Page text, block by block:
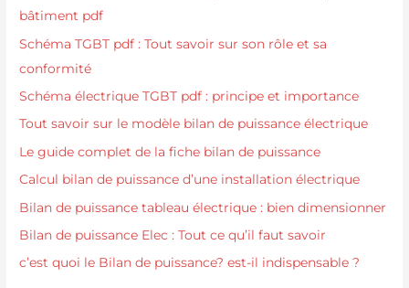
bâtiment pdf
Schéma TGBT pdf : Tout savoir sur son rôle et sa
conformité
Schéma électrique TGBT pdf : principe et importance
Tout savoir sur le modèle bilan de puissance électrique
Le guide complet de la fiche bilan de puissance
Calcul bilan de puissance d’une installation électrique
Bilan de puissance tableau électrique : bien dimensionner
Bilan de puissance Elec : Tout ce qu’il faut savoir
c’est quoi le Bilan de puissance? est-il indispensable ?